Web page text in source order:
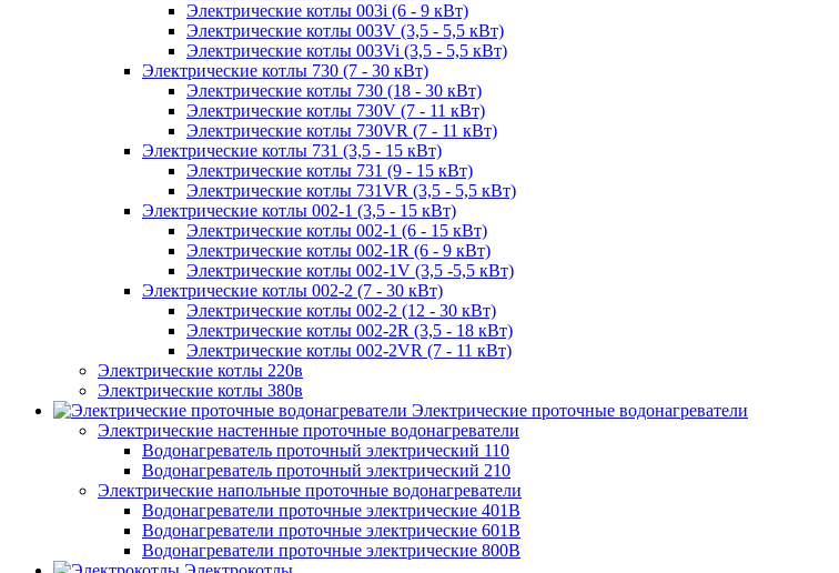
Электрические котлы 003i (6 - 9 кВт)
Электрические котлы 003V (3,5 - 5,5 кВт)
Электрические котлы 003Vi (3,5 - 5,5 кВт)
Электрические котлы 730 (7 - 30 кВт)
Электрические котлы 730 (18 - 30 кВт)
Электрические котлы 730V (7 - 11 кВт)
Электрические котлы 730VR (7 - 11 кВт)
Электрические котлы 731 (3,5 - 15 кВт)
Электрические котлы 731 (9 - 15 кВт)
Электрические котлы 731VR (3,5 - 5,5 кВт)
Электрические котлы 002-1 (3,5 - 15 кВт)
Электрические котлы 002-1 (6 - 15 кВт)
Электрические котлы 002-1R (6 - 9 кВт)
Электрические котлы 002-1V (3,5 -5,5 кВт)
Электрические котлы 002-2 (7 - 30 кВт)
Электрические котлы 002-2 (12 - 30 кВт)
Электрические котлы 002-2R (3,5 - 18 кВт)
Электрические котлы 002-2VR (7 - 11 кВт)
Электрические котлы 220в
Электрические котлы 380в
Электрические проточные водонагреватели
Электрические настенные проточные водонагреватели
Водонагреватель проточный электрический 110
Водонагреватель проточный электрический 210
Электрические напольные проточные водонагреватели
Водонагреватели проточные электрические 401В
Водонагреватели проточные электрические 601В
Водонагреватели проточные электрические 800В